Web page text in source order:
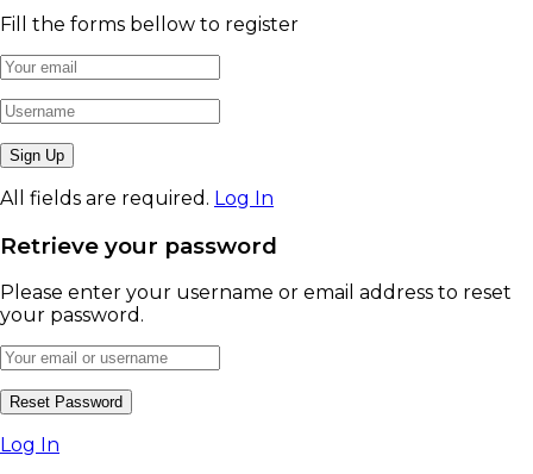
Fill the forms bellow to register
All fields are required. Log In
Retrieve your password
Please enter your username or email address to reset
your password.
Log In